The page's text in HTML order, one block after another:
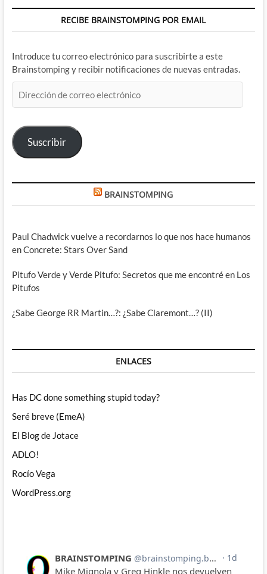
RECIBE BRAINSTOMPING POR EMAIL
Introduce tu correo electrónico para suscribirte a este
Brainstomping y recibir notificaciones de nuevas entradas.
de
electrónico
Suscribir
BRAINSTOMPING
Paul Chadwick vuelve a recordarnos lo que nos hace humanos
en Concrete: Stars Over Sand
Pitufo Verde y Verde Pitufo: Secretos que me encontré en Los
Pitufos
¿Sabe George RR Martin…?: ¿Sabe Claremont…? (II)
ENLACES
Has DC done something stupid today?
Seré breve (EmeA)
El Blog de Jotace
ADLO!
Rocío Vega
WordPress.org